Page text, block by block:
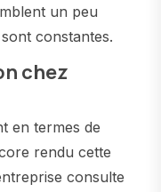
un peu
constantes.
chez
en termes de
rendu cette
consulte